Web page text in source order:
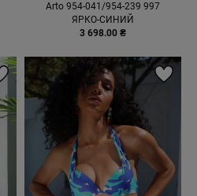
Arto 954-041/954-239 997
ЯРКО-СИНИЙ
3 698.00 ₴